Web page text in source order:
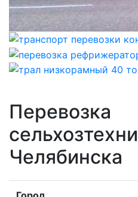
Перевозка
Челябинска